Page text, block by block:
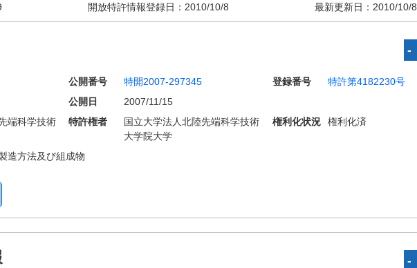
開放特許情報登録日： 2010/10/8 最新更新日： 2010/10/8
公開番号 特開2007-297345 登録番号
特許第4182230号
公開日
2007/11/15
端科学技術
特許権者
国立大学法人北陸先端科学技術
大学院大学
権利化状況 権利化済
造方法及び組成物